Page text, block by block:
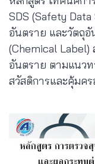
SDS (Safety
อันตราย และวัตถุ
(Chemical Label)
อันตราย ตามแนว
สวัสดิการและคุ้มค